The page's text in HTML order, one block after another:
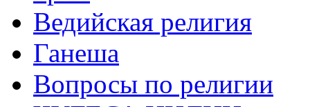
Ведийская религия
Ганеша
Вопросы по религии